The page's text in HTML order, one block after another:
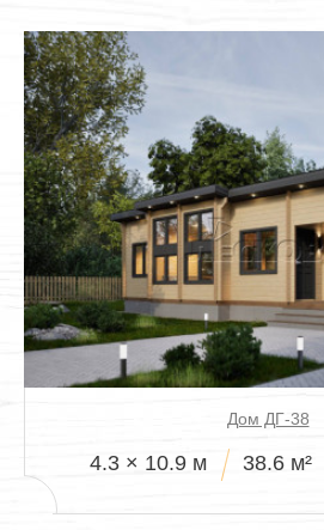
Дом ДГ-38
4.3 × 10.9 м 38.6 м²